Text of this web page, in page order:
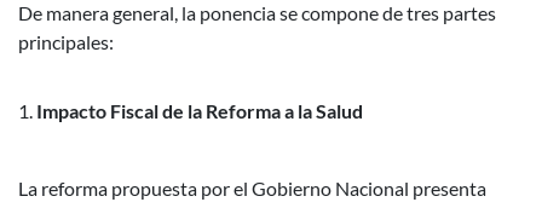
De manera general, la ponencia se compone de tres partes
principales:
Impacto Fiscal de la Reforma a la Salud
La reforma propuesta por el Gobierno Nacional presenta